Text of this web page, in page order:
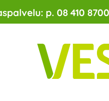
p. 08 410